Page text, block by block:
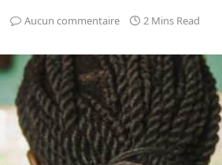
Aucun commentaire 2 Mins Read